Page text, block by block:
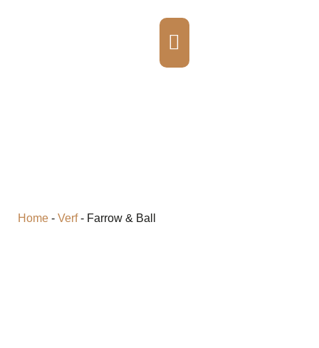
Home - Verf- Farrow & Ball